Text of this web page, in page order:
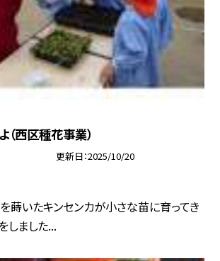
西区種花事業）
更新日 2025/10/20
蒔いたキンセンカが小さな苗に育ってき
しました...